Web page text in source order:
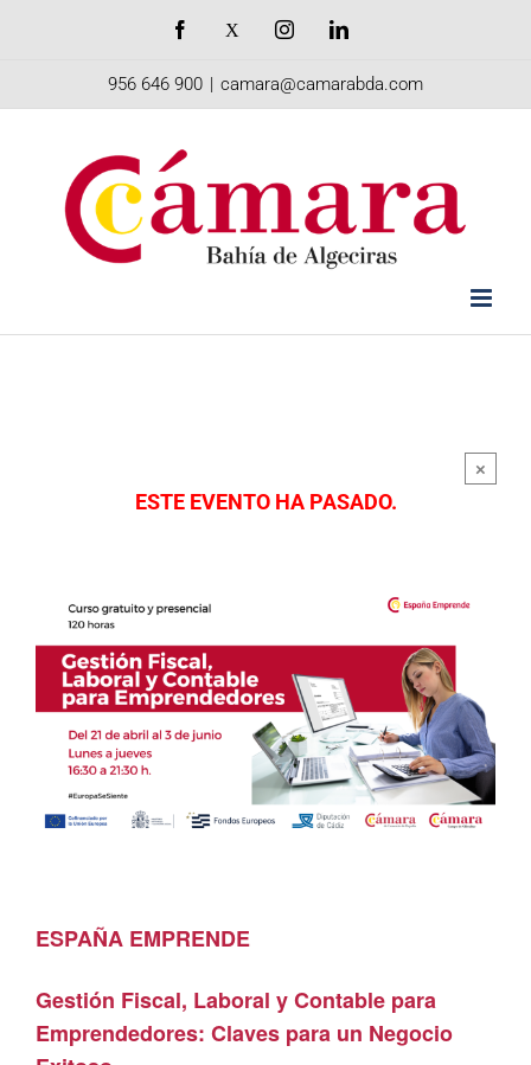
Facebook InstagramLinkedIn
956 646 900 | camara@camarabda.com
ESTE EVENTO HA PASADO.
×
ESPAÑA EMPRENDE
Gestión Fiscal, Laboral y Contable para
Emprendedores: Claves para un Negocio